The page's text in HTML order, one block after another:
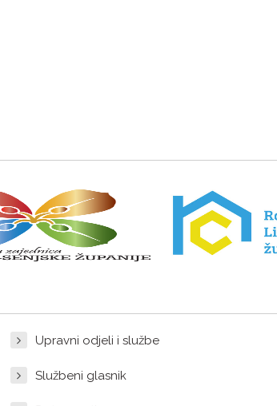
Upravni odjeli i službe
Službeni glasnik